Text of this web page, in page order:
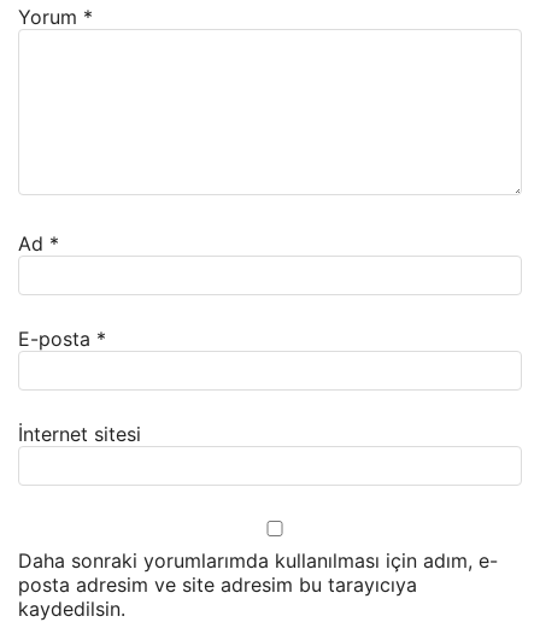
Yorum *
Ad *
E-posta *
İnternet sitesi
Daha sonraki yorumlarımda kullanılması için adım, e-
posta adresim ve site adresim bu tarayıcıya
kaydedilsin.